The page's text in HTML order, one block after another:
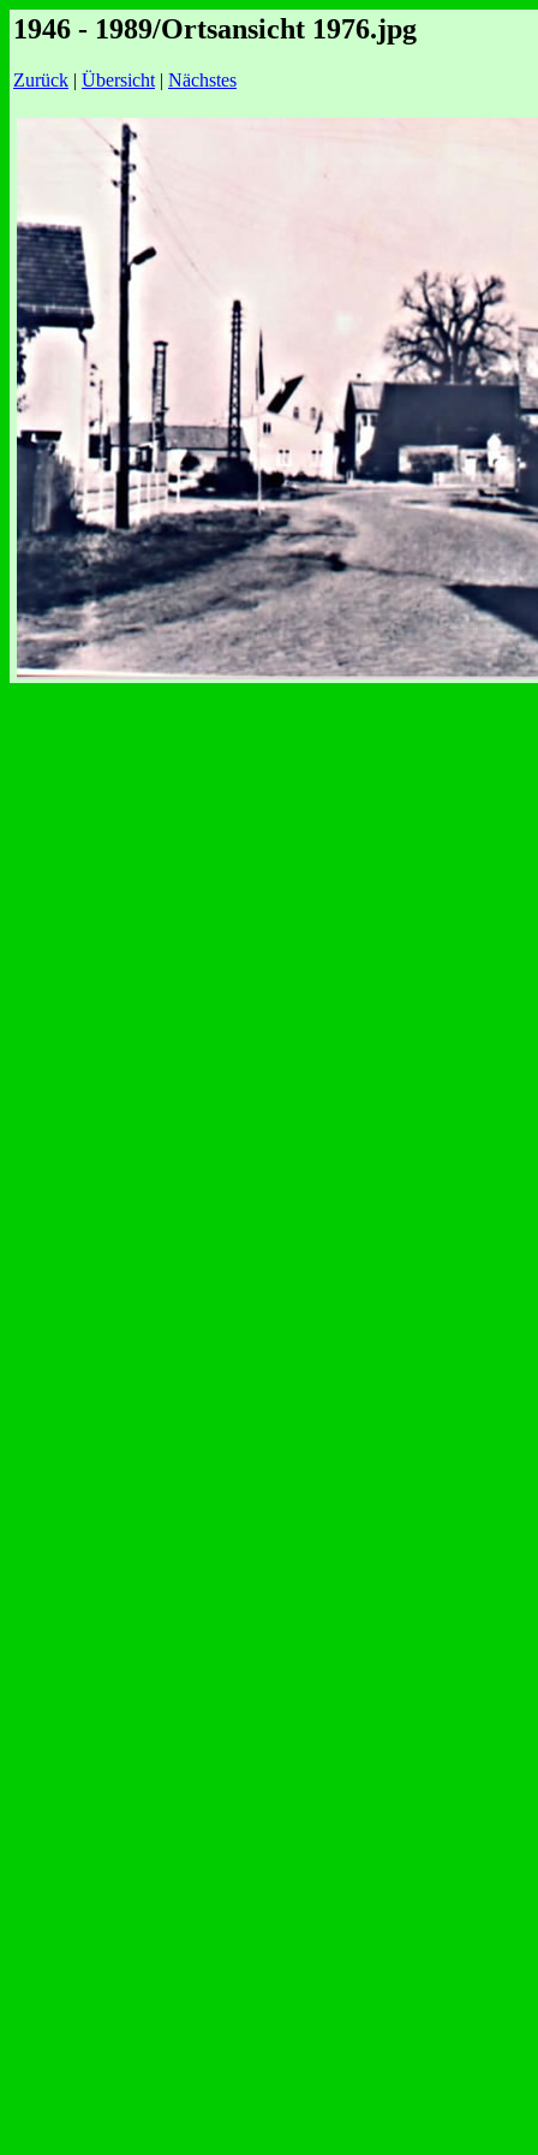
1946 - 1989/Ortsansicht 1976.jpg
Zurück | Übersicht | Nächstes